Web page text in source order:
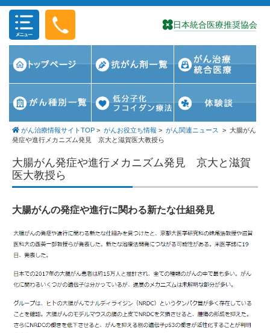
コンテンツに移動
がん治療情報サイトTOP >がんお役立ち情報 >がん関連ニュース >大腸がん
発症や進行メカニズム発見 京大と滋賀医大教授ら
大腸がん発症や進行メカニズム発見 京大と滋賀
医大教授ら
大腸がんの発症や進行に関わる新たな仕組発見